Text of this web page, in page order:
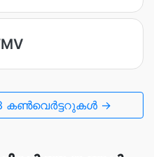
കൺവെർട്ടറുകൾ →